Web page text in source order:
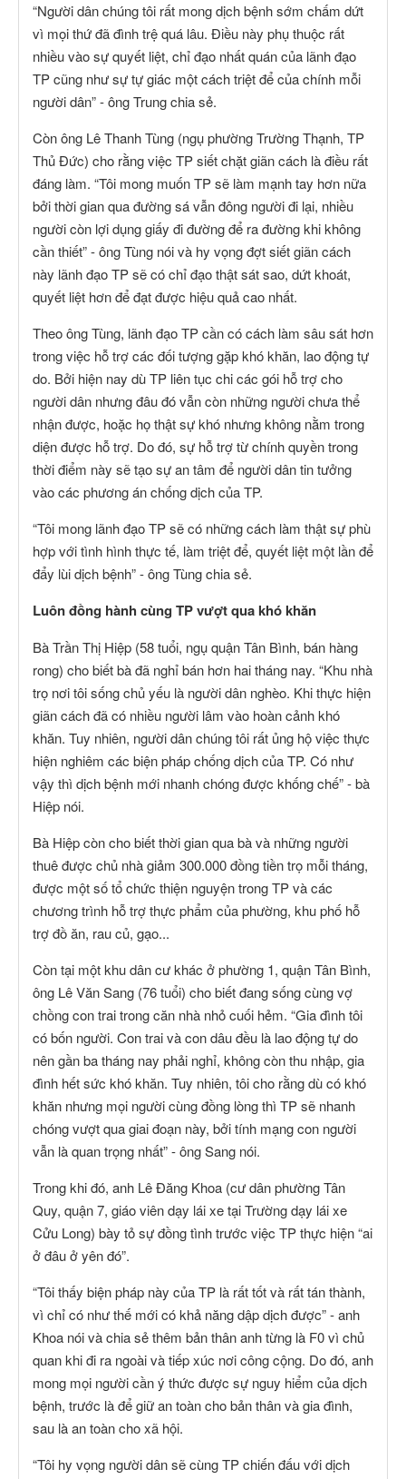
“Người dân chúng tôi rất mong dịch bệnh sớm chấm dứt
vì mọi thứ đã đình trệ quá lâu. Điều này phụ thuộc rất
nhiều vào sự quyết liệt, chỉ đạo nhất quán của lãnh đạo
TP cũng như sự tự giác một cách triệt để của chính mỗi
người dân” - ông Trung chia sẻ.
Còn ông Lê Thanh Tùng (ngụ phường Trường Thạnh, TP
Thủ Đức) cho rằng việc TP siết chặt giãn cách là điều rất
đáng làm. “Tôi mong muốn TP sẽ làm mạnh tay hơn nữa
bởi thời gian qua đường sá vẫn đông người đi lại, nhiều
người còn lợi dụng giấy đi đường để ra đường khi không
cần thiết” - ông Tùng nói và hy vọng đợt siết giãn cách
này lãnh đạo TP sẽ có chỉ đạo thật sát sao, dứt khoát,
quyết liệt hơn để đạt được hiệu quả cao nhất.
Theo ông Tùng, lãnh đạo TP cần có cách làm sâu sát hơn
trong việc hỗ trợ các đối tượng gặp khó khăn, lao động tự
do. Bởi hiện nay dù TP liên tục chi các gói hỗ trợ cho
người dân nhưng đâu đó vẫn còn những người chưa thể
nhận được, hoặc họ thật sự khó nhưng không nằm trong
diện được hỗ trợ. Do đó, sự hỗ trợ từ chính quyền trong
thời điểm này sẽ tạo sự an tâm để người dân tin tưởng
vào các phương án chống dịch của TP.
“Tôi mong lãnh đạo TP sẽ có những cách làm thật sự phù
hợp với tình hình thực tế, làm triệt để, quyết liệt một lần để
đẩy lùi dịch bệnh” - ông Tùng chia sẻ.
Luôn đồng hành cùng TP vượt qua khó khăn
Bà Trần Thị Hiệp (58 tuổi, ngụ quận Tân Bình, bán hàng
rong) cho biết bà đã nghỉ bán hơn hai tháng nay. “Khu nhà
trọ nơi tôi sống chủ yếu là người dân nghèo. Khi thực hiện
giãn cách đã có nhiều người lâm vào hoàn cảnh khó
khăn. Tuy nhiên, người dân chúng tôi rất ủng hộ việc thực
hiện nghiêm các biện pháp chống dịch của TP. Có như
vậy thì dịch bệnh mới nhanh chóng được khống chế” - bà
Hiệp nói.
Bà Hiệp còn cho biết thời gian qua bà và những người
thuê được chủ nhà giảm 300.000 đồng tiền trọ mỗi tháng,
được một số tổ chức thiện nguyện trong TP và các
chương trình hỗ trợ thực phẩm của phường, khu phố hỗ
trợ đồ ăn, rau củ, gạo...
Còn tại một khu dân cư khác ở phường 1, quận Tân Bình,
ông Lê Văn Sang (76 tuổi) cho biết đang sống cùng vợ
chồng con trai trong căn nhà nhỏ cuối hẻm. “Gia đình tôi
có bốn người. Con trai và con dâu đều là lao động tự do
nên gần ba tháng nay phải nghỉ, không còn thu nhập, gia
đình hết sức khó khăn. Tuy nhiên, tôi cho rằng dù có khó
khăn nhưng mọi người cùng đồng lòng thì TP sẽ nhanh
chóng vượt qua giai đoạn này, bởi tính mạng con người
vẫn là quan trọng nhất” - ông Sang nói.
Trong khi đó, anh Lê Đăng Khoa (cư dân phường Tân
Quy, quận 7, giáo viên dạy lái xe tại Trường dạy lái xe
Cửu Long) bày tỏ sự đồng tình trước việc TP thực hiện “ai
ở đâu ở yên đó”.
“Tôi thấy biện pháp này của TP là rất tốt và rất tán thành,
vì chỉ có như thế mới có khả năng dập dịch được” - anh
Khoa nói và chia sẻ thêm bản thân anh từng là F0 vì chủ
quan khi đi ra ngoài và tiếp xúc nơi công cộng. Do đó, anh
mong mọi người cần ý thức được sự nguy hiểm của dịch
bệnh, trước là để giữ an toàn cho bản thân và gia đình,
sau là an toàn cho xã hội.
“Tôi hy vọng người dân sẽ cùng TP chiến đấu với dịch